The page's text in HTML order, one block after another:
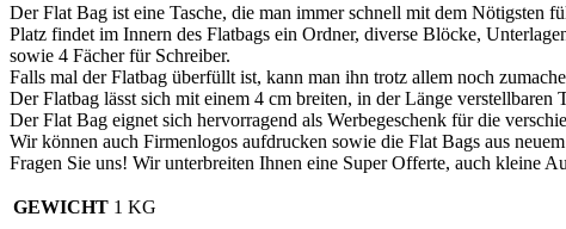
Der Flat Bag ist eine Tasche, die man immer schnell mit dem Nötigsten
Platz findet im Innern des Flatbags ein Ordner, diverse Blöcke,
sowie 4 Fächer für Schreiber.
Falls mal der Flatbag überfüllt ist, kann man ihn trotz allem noch
Der Flatbag lässt sich mit einem 4 cm breiten, in der Länge verstellbaren
Der Flat Bag eignet sich hervorragend als Werbegeschenk für die
Wir können auch Firmenlogos aufdrucken sowie die Flat Bags aus
Fragen Sie uns! Wir unterbreiten Ihnen eine Super Offerte, auch kleine
GEWICHT 1 KG